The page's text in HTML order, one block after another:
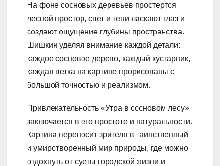
На фоне сосновых деревьев простертся
лесной простор, свет и тени ласкают глаз и
создают ощущение глубины пространства.
Шишкин уделял внимание каждой детали:
каждое сосновое дерево, каждый кустарник,
каждая ветка на картине прорисованы с
большой точностью и реализмом.
Привлекательность «Утра в сосновом лесу»
заключается в его простоте и натуральности.
Картина переносит зрителя в таинственный
и умиротворенный мир природы, где можно
отдохнуть от суеты городской жизни и